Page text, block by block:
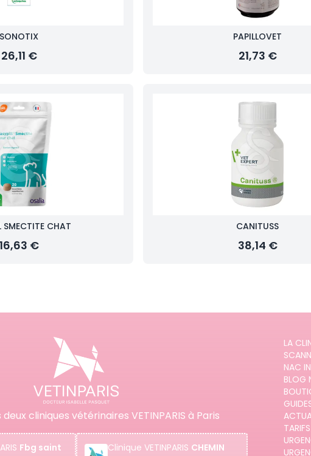
SONOTIX
26,11 €
PAPILLOVET
21,73 €
SMECTITE CHAT
16,63 €
CANITUSS
38,14 €
cliniques vétérinaires VETINPARIS à Paris
Fbg saint
Clinique VETINPARIS CHEMIN
LA
NAC
BLOG
TARIFS